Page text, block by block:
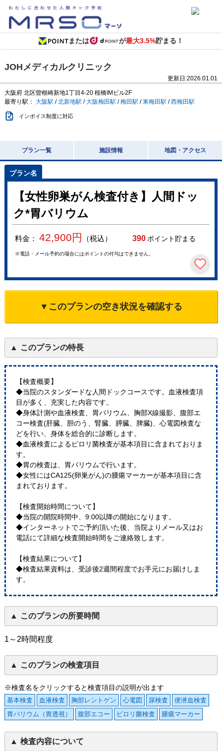
または が最大3.5%貯まる！
JOHメディカルクリニック
更新日:2026.01.01
大阪府 北区曽根崎新地1丁目4-20 桜橋IMビル2F
最寄り駅： 大阪駅 /北新地駅 /大阪梅田駅 /梅田駅 /東梅田駅 /西梅田駅
インボイス制度に対応
プラン一覧 施設情報 地図・アクセス
【女性卵巣がん検査付き】人間ドッ
ク*胃バリウム
料金： 42,900円 （税込） 390ポイント貯まる
※電話・メール予約の場合にはポイントの付与はできません。
▼このプランの空き状況を確認する
このプランの特長
【検査概要】
◆当院のスタンダードな人間ドックコースです。血液検査項
目が多く、充実した内容です。
◆身体計測や血液検査、胃バリウム、胸部X線撮影、腹部エ
コー検査(肝臓、胆のう、腎臓、膵臓、脾臓)、心電図検査な
どを行い、身体を総合的に診断します。
◆血液検査によるピロリ菌検査が基本項目に含まれておりま
す。
◆胃の検査は、胃バリウムで行います。
◆女性にはCA125(卵巣がん)の腫瘍マーカーが基本項目に含
まれております。
【検査開始時間について】
◆当院の開院時間中、9:00以降の開始になります。
◆インターネットでご予約頂いた後、当院よりメール又はお
電話にて詳細な検査開始時間をご連絡致します。
【検査結果について】
◆検査結果資料は、受診後2週間程度でお手元にお届けしま
す。
このプランの所要時間
1～2時間程度
このプランの検査項目
※検査名をクリックすると検査項目の説明が出ます
基本検査 血液検査 胸部レントゲン 心電図 尿検査
便潜血検査
胃バリウム（胃透視）
腹部エコー ピロリ菌検査 腫瘍マーカー
検査内容について